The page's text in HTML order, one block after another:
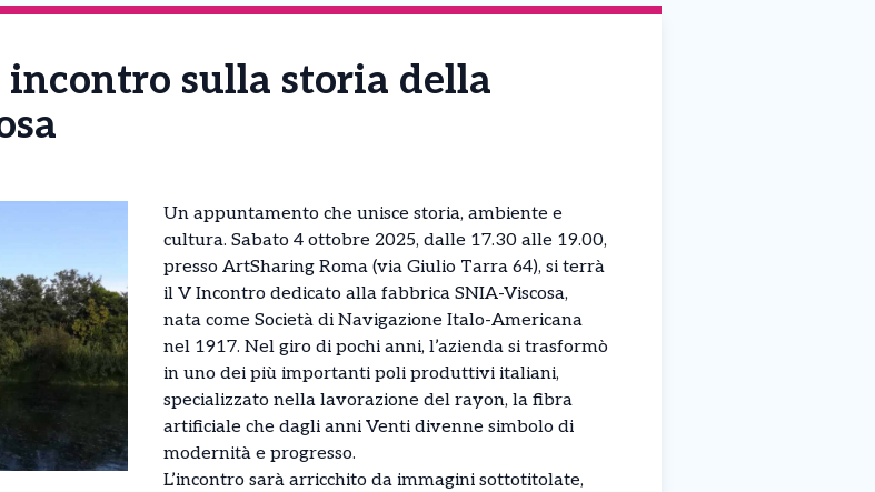
incontro sulla storia della
Un appuntamento che unisce storia, ambiente e
cultura. Sabato 4 ottobre 2025, dalle 17.30 alle 19.00,
presso ArtSharing Roma (via Giulio Tarra 64), si terrà
il V Incontro dedicato alla fabbrica SNIA-Viscosa,
nata come Società di Navigazione Italo-Americana
nel 1917. Nel giro di pochi anni, l’azienda si trasformò
in uno dei più importanti poli produttivi italiani,
specializzato nella lavorazione del rayon, la fibra
artificiale che dagli anni Venti divenne simbolo di
modernità e progresso.
L’incontro sarà arricchito da immagini sottotitolate,